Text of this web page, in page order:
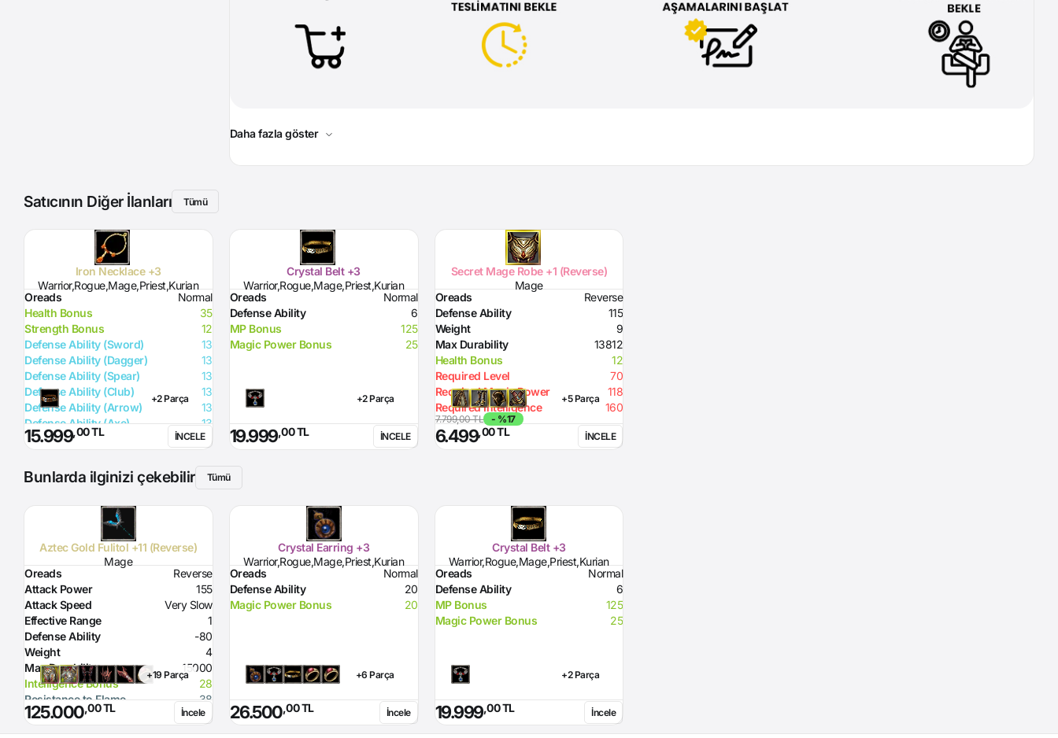
Daha fazla göster
Satıcının Diğer İlanları Tümü
Iron Necklace +3
Warrior,Rogue,Mage,Priest,Kurian
Oreads
Normal
Health Bonus
35
Strength Bonus
12
Defense Ability (Sword)
13
Defense Ability (Dagger)
13
Defense Ability (Spear)
13
Defense Ability (Club)
13
Defense Ability (Arrow)
13
Defense Ability (Axe)
13
+2 Parça
15.999,00 TL İNCELE
Crystal Belt +3
Warrior,Rogue,Mage,Priest,Kurian
Oreads
Normal
Defense Ability
6
MP Bonus
125
Magic Power Bonus
25
+2 Parça
19.999,00 TL İNCELE
Secret Mage Robe +1 (Reverse)
Mage
Oreads
Reverse
Defense Ability
115
Weight
9
Max Durability
13812
Health Bonus
12
Required Level
70
Required Magic Power
118
Required Intelligence
160
+5 Parça
7.799,00 TL
- %17
6.499,00 TL İNCELE
Bunlarda ilginizi çekebilir Tümü
Aztec Gold Fulitol +11 (Reverse)
Mage
Oreads
Reverse
Attack Power
155
Attack Speed
Very Slow
Effective Range
1
Defense Ability
-80
Weight
4
Max Durability
15000
Intelligence Bonus
28
Resistance to Flame
38
Flame Damage
70
+19 Parça
125.000,00 TL İncele
Crystal Earring +3
Warrior,Rogue,Mage,Priest,Kurian
Oreads
Normal
Defense Ability
20
Magic Power Bonus
20
+6 Parça
26.500,00 TL İncele
Crystal Belt +3
Warrior,Rogue,Mage,Priest,Kurian
Oreads
Normal
Defense Ability
6
MP Bonus
125
Magic Power Bonus
25
+2 Parça
19.999,00 TL İncele